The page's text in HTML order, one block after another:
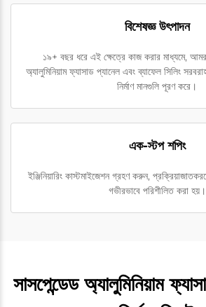
বিশেষজ্ঞ উৎপাদন
১৯+ বছর ধরে এই ক্ষেত্রে কাজ করার মাধ্যমে,
অ্যালুমিনিয়াম ফ্যাসাড প্যানেল এবং ব্যাফেল সিলিং
নির্মাণ মানগুলি পূরণ করে।
এক-স্টপ শপিং
ইঞ্জিনিয়ারিং কাস্টমাইজেশন গ্রহণ করুন,
গভীরভাবে পরিশীলিত করা হয়।
সাসপেন্ডেড অ্যালুমিনিয়াম